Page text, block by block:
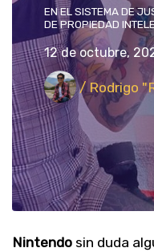
EN EL SISTEMA DE
DE PROPIEDAD
12 de octubre,
/ Rodrigo
Nintendo sin duda